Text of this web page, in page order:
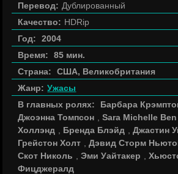
Перевод: Дублированный
Качество: HDRip
Год:
2004
Время:
85 мин.
Страна:
США, Великобритания
Жанр: Ужасы
В главных ролях:
Барбара
Джоэнна Томпсон
,Sara Michelle Ben
Холлэнд
Бренда Блэйд ,Джастин
Грейстон Холт
,Дэвид Сторм
Скот Николь
,Эми Уайтакер ,
Фицджералд